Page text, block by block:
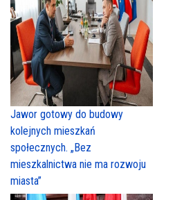
Jawor gotowy do budowy
kolejnych mieszkań
społecznych. „Bez
mieszkalnictwa nie ma rozwoju
miasta”